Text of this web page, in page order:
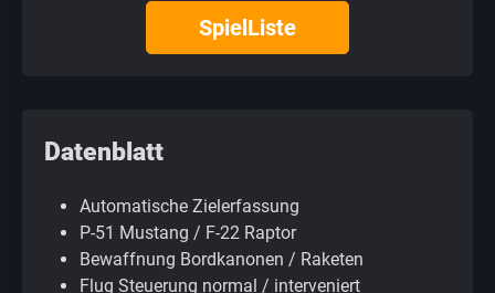
SpielListe
Datenblatt
Automatische Zielerfassung
P-51 Mustang / F-22 Raptor
Bewaffnung Bordkanonen / Raketen
Flug Steuerung normal / interveniert